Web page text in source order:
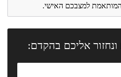
למצבכם האישי.
אליכם בהקדם: